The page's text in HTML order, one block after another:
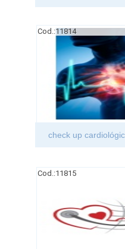
Cod.:11814
check up
Cod.:11815